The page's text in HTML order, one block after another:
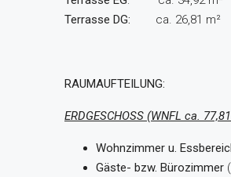
Terrasse DG: ca. 26,81 m²
RAUMAUFTEILUNG:
ERDGESCHOSS (WNFL ca.
Wohnzimmer u.
Gäste- bzw. Bürozimmer